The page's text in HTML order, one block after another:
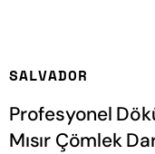
SALVADOR
Profesyonel
Mısır Çömlek